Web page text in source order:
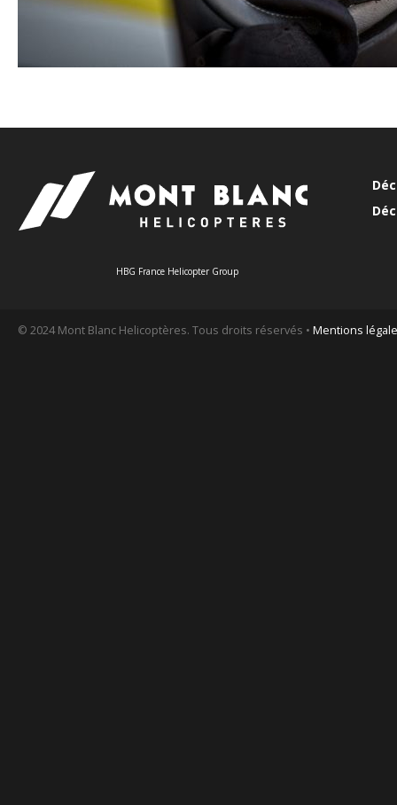
HBG France Helicopter Group
© 2024 Mont Blanc Helicoptères. Tous droits réservés • Mentions